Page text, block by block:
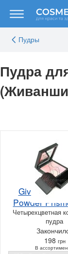
Пудры
Пудра
Givenchy
Powder
Четырехцветная
пудра
198 грн
В